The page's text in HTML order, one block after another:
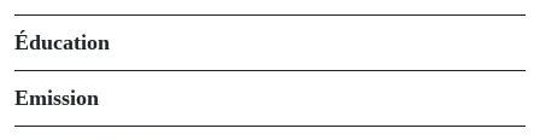
Éducation
Emission